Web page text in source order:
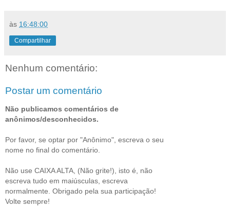
às 16:48:00
Compartilhar
Nenhum comentário:
Postar um comentário
Não publicamos comentários de
anônimos/desconhecidos.
Por favor, se optar por "Anônimo", escreva o seu
nome no final do comentário.
Não use CAIXA ALTA, (Não grite!), isto é, não
escreva tudo em maiúsculas, escreva
normalmente. Obrigado pela sua participação!
Volte sempre!